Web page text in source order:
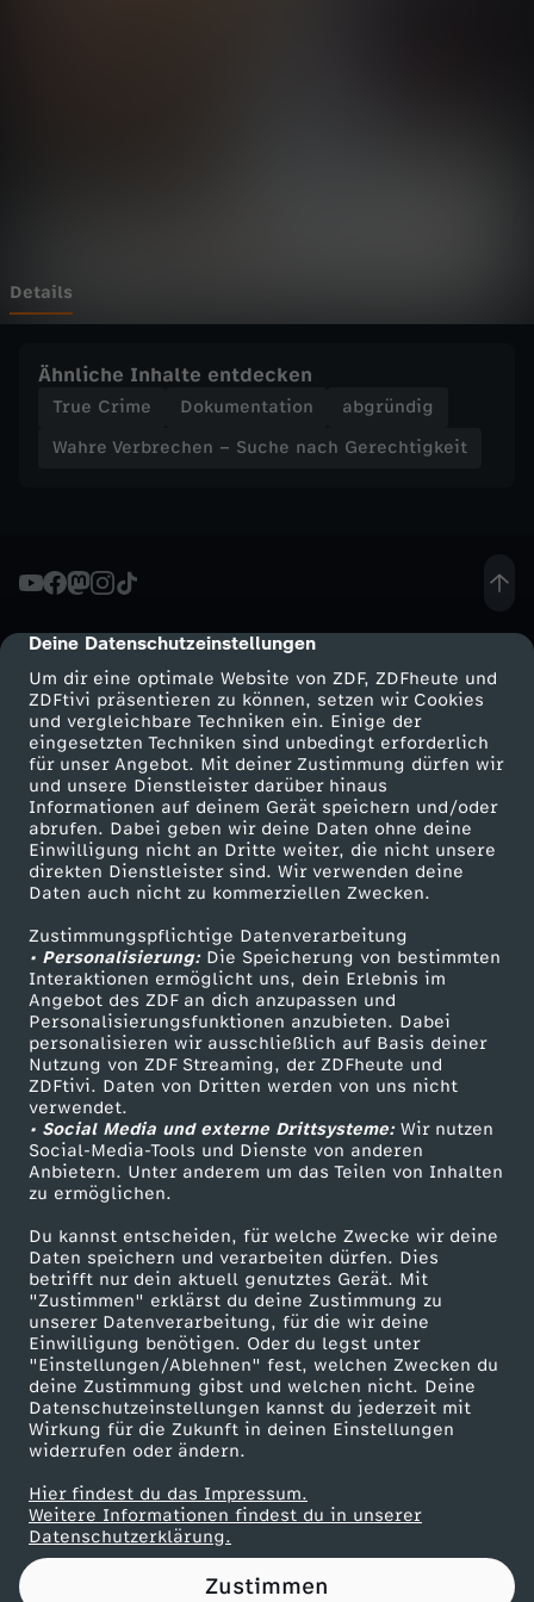
cmp-dialog-description
Deine Datenschutzeinstellungen
Um dir eine optimale Website von ZDF, ZDFheute und
ZDFtivi präsentieren zu können, setzen wir Cookies
und vergleichbare Techniken ein. Einige der
eingesetzten Techniken sind unbedingt erforderlich
für unser Angebot. Mit deiner Zustimmung dürfen wir
und unsere Dienstleister darüber hinaus
Informationen auf deinem Gerät speichern und/oder
abrufen. Dabei geben wir deine Daten ohne deine
Einwilligung nicht an Dritte weiter, die nicht unsere
direkten Dienstleister sind. Wir verwenden deine
Daten auch nicht zu kommerziellen Zwecken.
Zustimmungspflichtige Datenverarbeitung
• Personalisierung:Die Speicherung von bestimmten
Interaktionen ermöglicht uns, dein Erlebnis im
Angebot des ZDF an dich anzupassen und
Personalisierungsfunktionen anzubieten. Dabei
personalisieren wir ausschließlich auf Basis deiner
Nutzung von ZDF Streaming, der ZDFheute und
ZDFtivi. Daten von Dritten werden von uns nicht
verwendet.
• Social Media und externe Drittsysteme:Wir nutzen
Social-Media-Tools und Dienste von anderen
Anbietern. Unter anderem um das Teilen von Inhalten
zu ermöglichen.
Du kannst entscheiden, für welche Zwecke wir deine
Daten speichern und verarbeiten dürfen. Dies
betrifft nur dein aktuell genutztes Gerät. Mit
"Zustimmen" erklärst du deine Zustimmung zu
unserer Datenverarbeitung, für die wir deine
Einwilligung benötigen. Oder du legst unter
"Einstellungen/Ablehnen" fest, welchen Zwecken du
deine Zustimmung gibst und welchen nicht. Deine
Datenschutzeinstellungen kannst du jederzeit mit
Wirkung für die Zukunft in deinen Einstellungen
widerrufen oder ändern.
Hier findest du das Impressum.
Weitere Informationen findest du in unserer
Datenschutzerklärung.
Zustimmen
h
n
u
c
h
e
n
a
c
h
G
e
r
e
c
h
t
i
g
k
Details
Ähnliche Inhalte entdecken
True Crime Dokumentation
abgründig
Wahre Verbrechen – Suche nach Gerechtigkeit
Mehr ZDF
ZDF-Apps
Smart TV
ZDFtext
Livestreams
Sendungen A-Z
TV-Programm
Service
ZDFmitreden
Kontakt zum ZDF
Tickets
Zuschauerservice
Hilfe
ZDF Unternehmen
Karriere
ZDF goes Schule
Werbefernsehen
Mainzelmännchen
Partner